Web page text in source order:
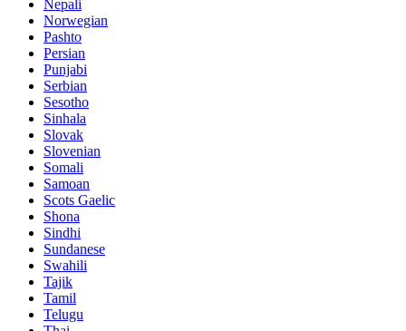
Nepali
Norwegian
Pashto
Persian
Punjabi
Serbian
Sesotho
Sinhala
Slovak
Slovenian
Somali
Samoan
Scots Gaelic
Shona
Sindhi
Sundanese
Swahili
Tajik
Tamil
Telugu